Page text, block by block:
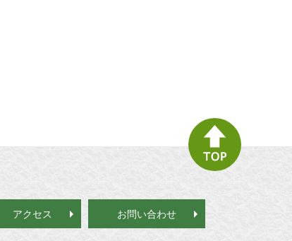
アクセス お問い合わせ